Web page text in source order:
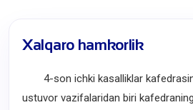
Xalqaro hamkorlik
4-son ichki kasalliklar
ustuvor vazifalaridan biri